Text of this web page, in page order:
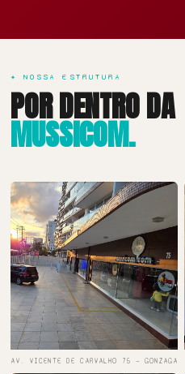
✦ NOSSA ESTRUTURA
POR DENTRO DA
MUSSICOM.
AV. VICENTE DE CARVALHO 75 — GONZAGA